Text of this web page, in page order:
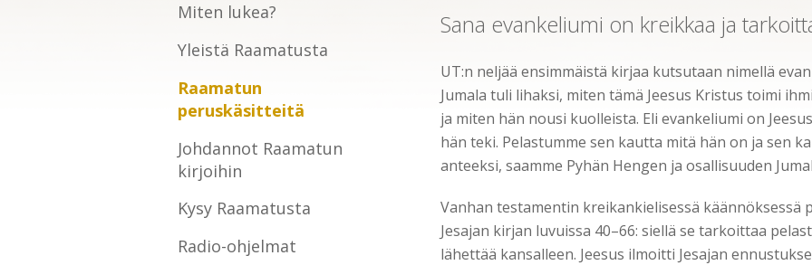
Sana evankeliumi on kreikkaa ja
UT:n neljää ensimmäistä kirjaa kutsutaan nimellä
Jumala tuli lihaksi, miten tämä Jeesus Kristus toimi
ja miten hän nousi kuolleista. Eli evankeliumi on
hän teki. Pelastumme sen kautta mitä hän on ja sen
anteeksi, saamme Pyhän Hengen ja osallisuuden
Vanhan testamentin kreikankielisessä käännöksessä
Jesajan kirjan luvuissa 40–66: siellä se tarkoittaa
lähettää kansalleen. Jeesus ilmoitti Jesajan
Miten lukea?
Yleistä Raamatusta
Raamatun
peruskäsitteitä
Johdannot Raamatun
kirjoihin
Kysy Raamatusta
Radio-ohjelmat